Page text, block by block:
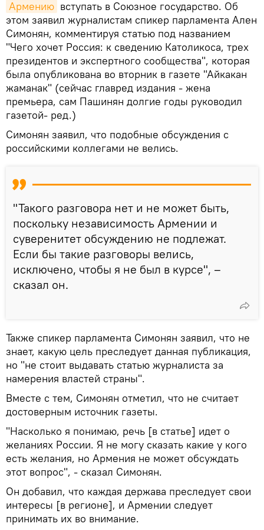
Армению вступать в Союзное государство. Об
этом заявил журналистам спикер парламента Ален
Симонян, комментируя статью под названием
"Чего хочет Россия: к сведению Католикоса, трех
президентов и экспертного сообщества", которая
была опубликована во вторник в газете "Айкакан
жаманак" (сейчас главред издания - жена
премьера, сам Пашинян долгие годы руководил
газетой- ред.)
Симонян заявил, что подобные обсуждения с
российскими коллегами не велись.
"Такого разговора нет и не может быть,
поскольку независимость Армении и
суверенитет обсуждению не подлежат.
Если бы такие разговоры велись,
исключено, чтобы я не был в курсе", –
сказал он.
Также спикер парламента Симонян заявил, что не
знает, какую цель преследует данная публикация,
но "не стоит выдавать статью журналиста за
намерения властей страны".
Вместе с тем, Симонян отметил, что не считает
достоверным источник газеты.
"Насколько я понимаю, речь [в статье] идет о
желаниях России. Я не могу сказать какие у кого
есть желания, но Армения не может обсуждать
этот вопрос", - сказал Симонян.
Он добавил, что каждая держава преследует свои
интересы [в регионе], и Армении следует
принимать их во внимание.